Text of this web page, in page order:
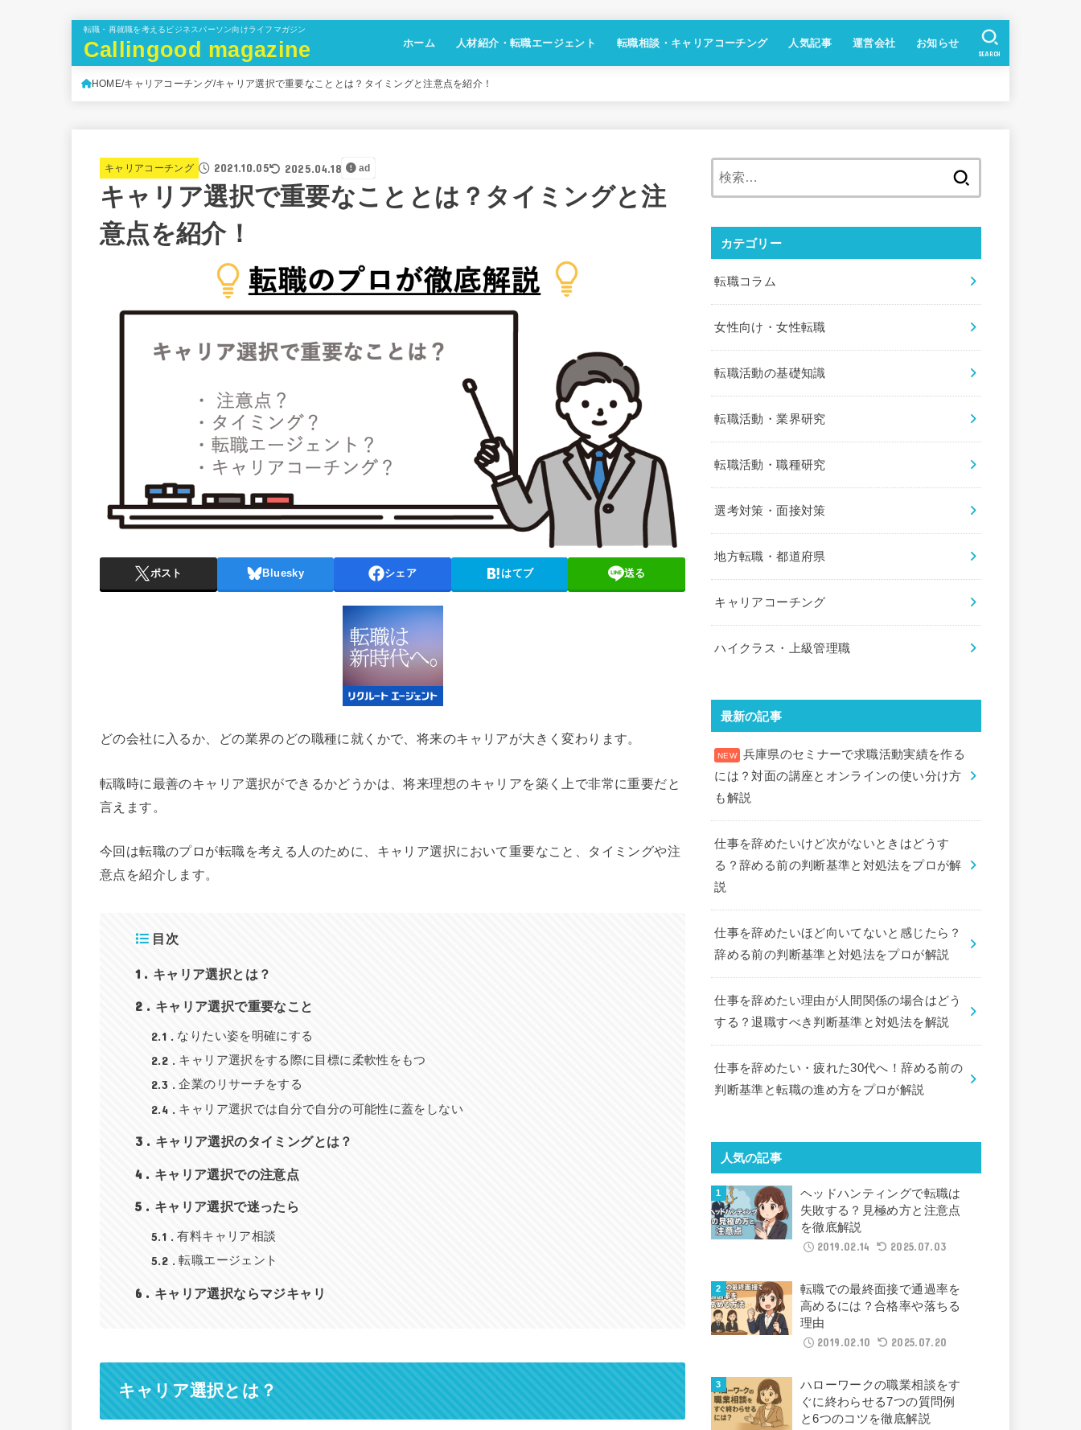
転職・再就職を考えるビジネスパーソン向けライフマガジン
Callingood magazine ホーム 人材紹介・転職エージェント 転職相談・キャリアコーチング 人気記事 運営会社 お知らせ
SEARCH
HOME キャリアコーチング キャリア選択で重要なこととは？タイミングと注意点を紹介！
キャリアコーチング 2021.10.05 2025.04.18 ad
キャリア選択で重要なこととは？タイミングと注
意点を紹介！
ポスト Bluesky シェア はてブ 送る
どの会社に入るか、どの業界のどの職種に就くかで、将来のキャリアが大きく変わります。
転職時に最善のキャリア選択ができるかどうかは、将来理想のキャリアを築く上で非常に重要だと
言えます。
今回は転職のプロが転職を考える人のために、キャリア選択において重要なこと、タイミングや注
意点を紹介します。
目次
1 キャリア選択とは？
2 キャリア選択で重要なこと
2.1 なりたい姿を明確にする
2.2 キャリア選択をする際に目標に柔軟性をもつ
2.3 企業のリサーチをする
2.4 キャリア選択では自分で自分の可能性に蓋をしない
3 キャリア選択のタイミングとは？
4 キャリア選択での注意点
5 キャリア選択で迷ったら
5.1 有料キャリア相談
5.2 転職エージェント
6 キャリア選択ならマジキャリ
キャリア選択とは？
カテゴリー
転職コラム
女性向け・女性転職
転職活動の基礎知識
転職活動・業界研究
転職活動・職種研究
選考対策・面接対策
地方転職・都道府県
キャリアコーチング
ハイクラス・上級管理職
最新の記事
兵庫県のセミナーで求職活動実績を作る
には？対面の講座とオンラインの使い分け方
も解説
仕事を辞めたいけど次がないときはどうす
る？辞める前の判断基準と対処法をプロが解
説
仕事を辞めたいほど向いてないと感じたら？
辞める前の判断基準と対処法をプロが解説
仕事を辞めたい理由が人間関係の場合はどう
する？退職すべき判断基準と対処法を解説
仕事を辞めたい・疲れた30代へ！辞める前の
判断基準と転職の進め方をプロが解説
人気の記事
ヘッドハンティングで転職は
失敗する？見極め方と注意点
を徹底解説
2019.02.14
2025.07.03
転職での最終面接で通過率を
高めるには？合格率や落ちる
理由
2019.02.10
2025.07.20
ハローワークの職業相談をす
ぐに終わらせる7つの質問例
と6つのコツを徹底解説